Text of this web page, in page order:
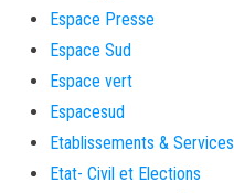
Espace Presse
Espace Sud
Espace vert
Espacesud
Etablissements & Services
Etat- Civil et Elections